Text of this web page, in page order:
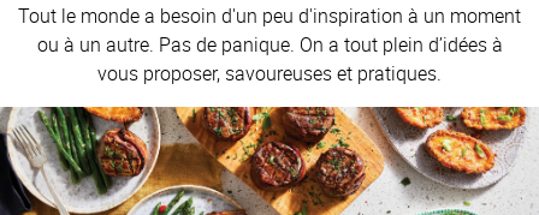
Tout le monde a besoin d'un peu d'inspiration à un moment
ou à un autre. Pas de panique. On a tout plein d’idées à
vous proposer, savoureuses et pratiques.